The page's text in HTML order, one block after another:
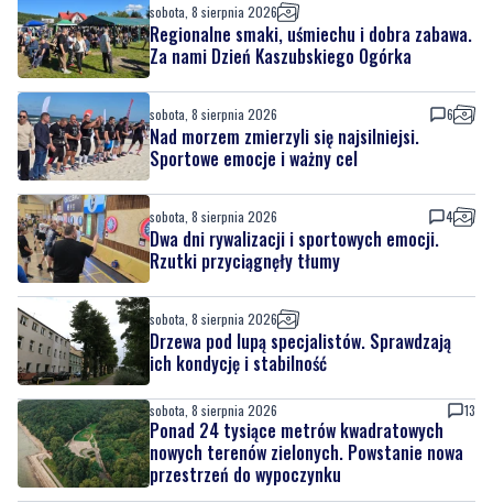
sobota, 8 sierpnia 2026
Regionalne smaki, uśmiechu i dobra zabawa.
Za nami Dzień Kaszubskiego Ogórka
sobota, 8 sierpnia 2026 6
Nad morzem zmierzyli się najsilniejsi.
Sportowe emocje i ważny cel
sobota, 8 sierpnia 2026 4
Dwa dni rywalizacji i sportowych emocji.
Rzutki przyciągnęły tłumy
sobota, 8 sierpnia 2026
Drzewa pod lupą specjalistów. Sprawdzają
ich kondycję i stabilność
sobota, 8 sierpnia 2026 13
Ponad 24 tysiące metrów kwadratowych
nowych terenów zielonych. Powstanie nowa
przestrzeń do wypoczynku